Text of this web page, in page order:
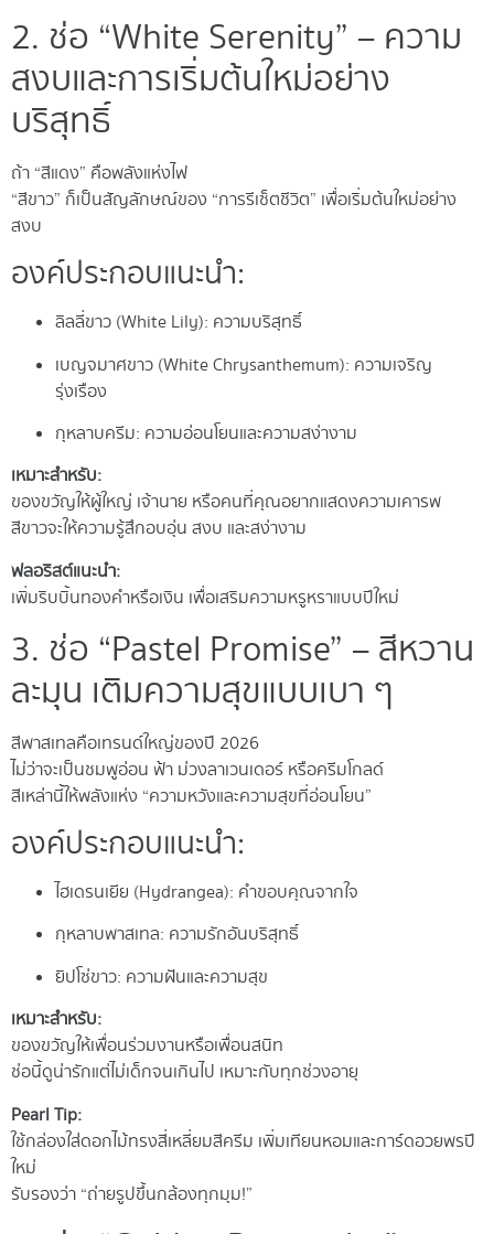
2. ช่อ “White Serenity” – ความ
สงบและการเริ่มต้นใหม่อย่าง
บริสุทธิ์
ถ้า “สีแดง” คือพลังแห่งไฟ
“สีขาว” ก็เป็นสัญลักษณ์ของ “การรีเซ็ตชีวิต” เพื่อเริ่มต้นใหม่อย่าง
สงบ
องค์ประกอบแนะนำ:
ลิลลี่ขาว (White Lily): ความบริสุทธิ์
เบญจมาศขาว (White Chrysanthemum): ความเจริญ
รุ่งเรือง
กุหลาบครีม: ความอ่อนโยนและความสง่างาม
เหมาะสำหรับ:
ของขวัญให้ผู้ใหญ่ เจ้านาย หรือคนที่คุณอยากแสดงความเคารพ
สีขาวจะให้ความรู้สึกอบอุ่น สงบ และสง่างาม
ฟลอริสต์แนะนำ:
เพิ่มริบบิ้นทองคำหรือเงิน เพื่อเสริมความหรูหราแบบปีใหม่
3. ช่อ “Pastel Promise” – สีหวาน
ละมุน เติมความสุขแบบเบา ๆ
สีพาสเทลคือเทรนด์ใหญ่ของปี 2026
ไม่ว่าจะเป็นชมพูอ่อน ฟ้า ม่วงลาเวนเดอร์ หรือครีมโกลด์
สีเหล่านี้ให้พลังแห่ง “ความหวังและความสุขที่อ่อนโยน”
องค์ประกอบแนะนำ:
ไฮเดรนเยีย (Hydrangea): คำขอบคุณจากใจ
กุหลาบพาสเทล: ความรักอันบริสุทธิ์
ยิปโซ่ขาว: ความฝันและความสุข
เหมาะสำหรับ:
ของขวัญให้เพื่อนร่วมงานหรือเพื่อนสนิท
ช่อนี้ดูน่ารักแต่ไม่เด็กจนเกินไป เหมาะกับทุกช่วงอายุ
Pearl Tip:
ใช้กล่องใส่ดอกไม้ทรงสี่เหลี่ยมสีครีม เพิ่มเทียนหอมและการ์ดอวยพรปี
ใหม่
รับรองว่า “ถ่ายรูปขึ้นกล้องทุกมุม!”